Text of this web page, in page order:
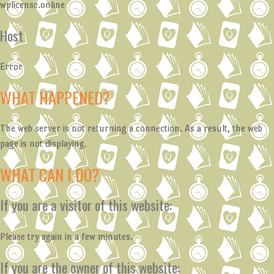
wplicense.online
Host
Error
WHAT HAPPENED?
The web server is not returning a connection. As a result, the web
page is not displaying.
WHAT CAN I DO?
If you are a visitor of this website:
Please try again in a few minutes.
If you are the owner of this website: